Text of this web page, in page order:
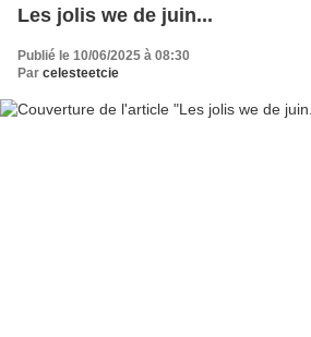
Les jolis we de juin...
Publié le 10/06/2025 à 08:30
Par celesteetcie